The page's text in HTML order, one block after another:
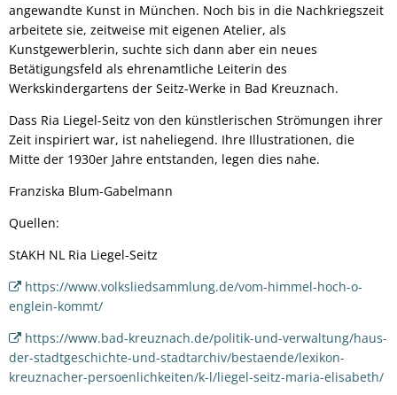
angewandte Kunst in München. Noch bis in die Nachkriegszeit
arbeitete sie, zeitweise mit eigenen Atelier, als
Kunstgewerblerin, suchte sich dann aber ein neues
Betätigungsfeld als ehrenamtliche Leiterin des
Werkskindergartens der Seitz-Werke in Bad Kreuznach.
Dass Ria Liegel-Seitz von den künstlerischen Strömungen ihrer
Zeit inspiriert war, ist naheliegend. Ihre Illustrationen, die
Mitte der 1930er Jahre entstanden, legen dies nahe.
Franziska Blum-Gabelmann
Quellen:
StAKH NL Ria Liegel-Seitz
https://www.volksliedsammlung.de/vom-himmel-hoch-o-
englein-kommt/
https://www.bad-kreuznach.de/politik-und-verwaltung/haus-
der-stadtgeschichte-und-stadtarchiv/bestaende/lexikon-
kreuznacher-persoenlichkeiten/k-l/liegel-seitz-maria-elisabeth/